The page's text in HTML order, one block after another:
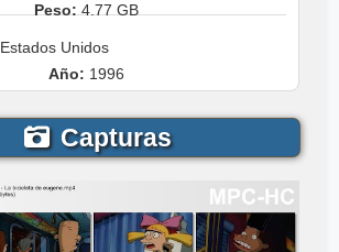
Peso: 4.77 GB
Estados Unidos
Año: 1996
Capturas